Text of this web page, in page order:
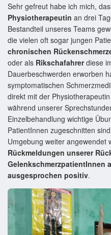
Sehr gefreut habe ich mich,
Physiotherapeutin an drei
Bestandteil unseres Teams
die vielen oft sogar jungen
chronischen
oder als Rikschafahrerdiese
Dauerbeschwerden erworben
symptomatischen
direkt mit der
während unserer
Einzelbehandlung wichtige
PatientInnen zugeschnitten
Umgebung weiter angewendet
Rückmeldungen unserer
GelenkschmerzpatientInnen
ausgesprochen positiv.